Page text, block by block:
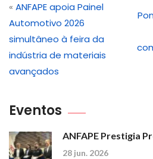
« ANFAPE apoia Painel
Automotivo 2026
simultâneo à feira da
indústria de materiais
avançados
Eventos
ANFAPE Prestigia
28 jun. 2026